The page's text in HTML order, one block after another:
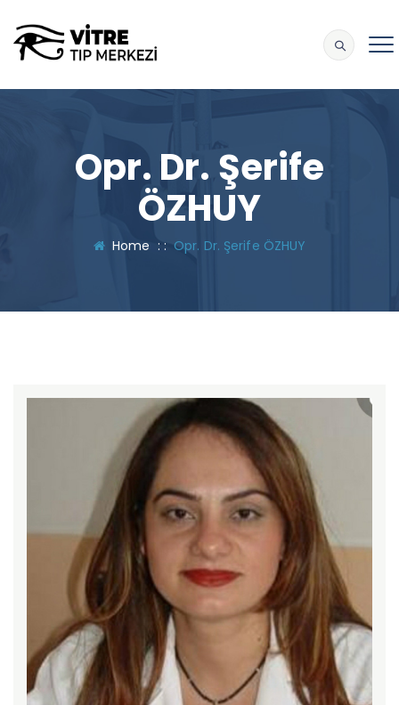
Opr. Dr. Şerife
ÖZHUY
Home : : Opr. Dr. Şerife ÖZHUY